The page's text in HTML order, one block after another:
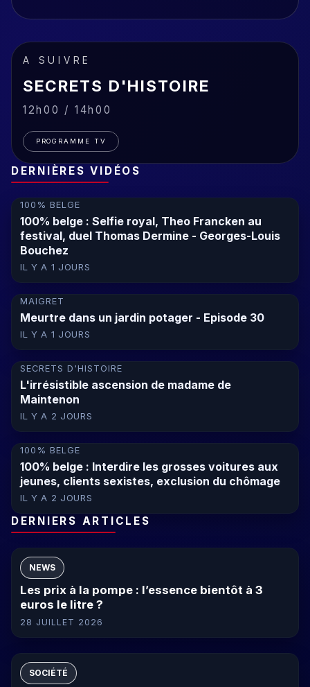
A SUIVRE
SECRETS D'HISTOIRE
12h00 / 14h00
PROGRAMME TV
DERNIÈRES VIDÉOS
100% BELGE
100% belge : Selfie royal, Theo Francken au
festival, duel Thomas Dermine - Georges-Louis
Bouchez
IL Y A 1 JOURS
MAIGRET
Meurtre dans un jardin potager - Episode 30
IL Y A 1 JOURS
SECRETS D'HISTOIRE
L'irrésistible ascension de madame de
Maintenon
IL Y A 2 JOURS
100% BELGE
100% belge : Interdire les grosses voitures aux
jeunes, clients sexistes, exclusion du chômage
IL Y A 2 JOURS
DERNIERS ARTICLES
NEWS
Les prix à la pompe : l’essence bientôt à 3
euros le litre ?
28 JUILLET 2026
SOCIÉTÉ